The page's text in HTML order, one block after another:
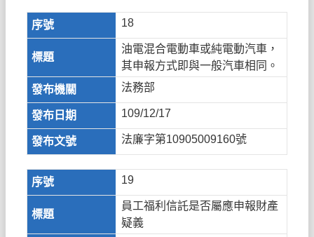
18
油電混合電動車或純電動汽車，
其申報方式即與一般汽車相同。
法務部
109/12/17
法廉字第10905009160號
19
員工福利信託是否屬應申報財產
疑義